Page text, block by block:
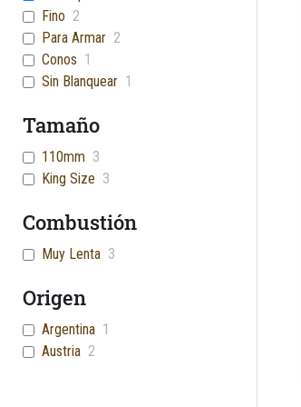
Fino 2
Para Armar 2
Conos 1
Sin Blanquear 1
Tamaño
110mm 3
King Size 3
Combustión
Muy Lenta 3
Origen
Argentina 1
Austria 2